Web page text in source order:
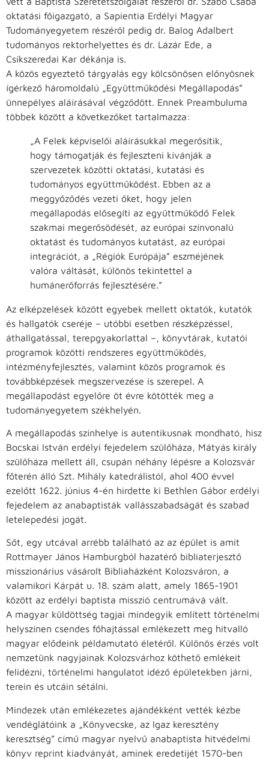
oktatási főigazgató, a Sapientia Erdélyi Magyar
Tudományegyetem részéről pedig dr. Balog Adalbert
tudományos rektorhelyettes és dr. Lázár Ede, a
Csíkszeredai Kar dékánja is.
A közös egyeztető tárgyalás egy kölcsönösen előnyösnek
ígérkező háromoldalú „Együttműködési Megállapodás”
ünnepélyes aláírásával végződött. Ennek Preambuluma
többek között a következőket tartalmazza:
„A Felek képviselői aláírásukkal megerősítik,
hogy támogatják és fejleszteni kívánják a
szervezetek közötti oktatási, kutatási és
tudományos együttműködést. Ebben az a
meggyőződés vezeti őket, hogy jelen
megállapodás elősegíti az együttműködő Felek
szakmai megerősödését, az európai színvonalú
oktatást és tudományos kutatást, az európai
integrációt, a „Régiók Európája” eszméjének
valóra váltását, különös tekintettel a
humánerőforrás fejlesztésére.”
Az elképzelések között egyebek mellett oktatók, kutatók
és hallgatók cseréje – utóbbi esetben részképzéssel,
áthallgatással, terepgyakorlattal –, könyvtárak, kutatói
programok közötti rendszeres együttműködés,
intézményfejlesztés, valamint közös programok és
továbbképzések megszervezése is szerepel. A
megállapodást egyelőre öt évre kötötték meg a
tudományegyetem székhelyén.
A megállapodás színhelye is autentikusnak mondható, hisz
Bocskai István erdélyi fejedelem szülőháza, Mátyás király
szülőháza mellett áll, csupán néhány lépésre a Kolozsvár
főterén álló Szt. Mihály katedrálistól, ahol 400 évvel
ezelőtt 1622. június 4-én hirdette ki Bethlen Gábor erdélyi
fejedelem az anabaptisták vallásszabadságát és szabad
letelepedési jogát.
Sőt, egy utcával arrébb található az az épület is amit
Rottmayer János Hamburgból hazatérő bibliaterjesztő
misszionárius vásárolt Bibliaházként Kolozsváron, a
valamikori Kárpát u. 18. szám alatt, amely 1865-1901
között az erdélyi baptista misszió centrumává vált.
A magyar küldöttség tagjai mindegyik említett történelmi
helyszínen csendes főhajtással emlékezett meg hitvalló
magyar elődeink példamutató életéről. Különös érzés volt
nemzetünk nagyjainak Kolozsvárhoz köthető emlékeit
felidézni, történelmi hangulatot idéző épületekben járni,
terein és utcáin sétálni.
Mindezek után emlékezetes ajándékként vették kézbe
vendéglátóink a „Könyvecske, az Igaz keresztény
keresztség” című magyar nyelvű anabaptista hitvédelmi
könyv reprint kiadványát, aminek eredetijét 1570-ben